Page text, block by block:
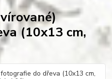
(10x13 cm,